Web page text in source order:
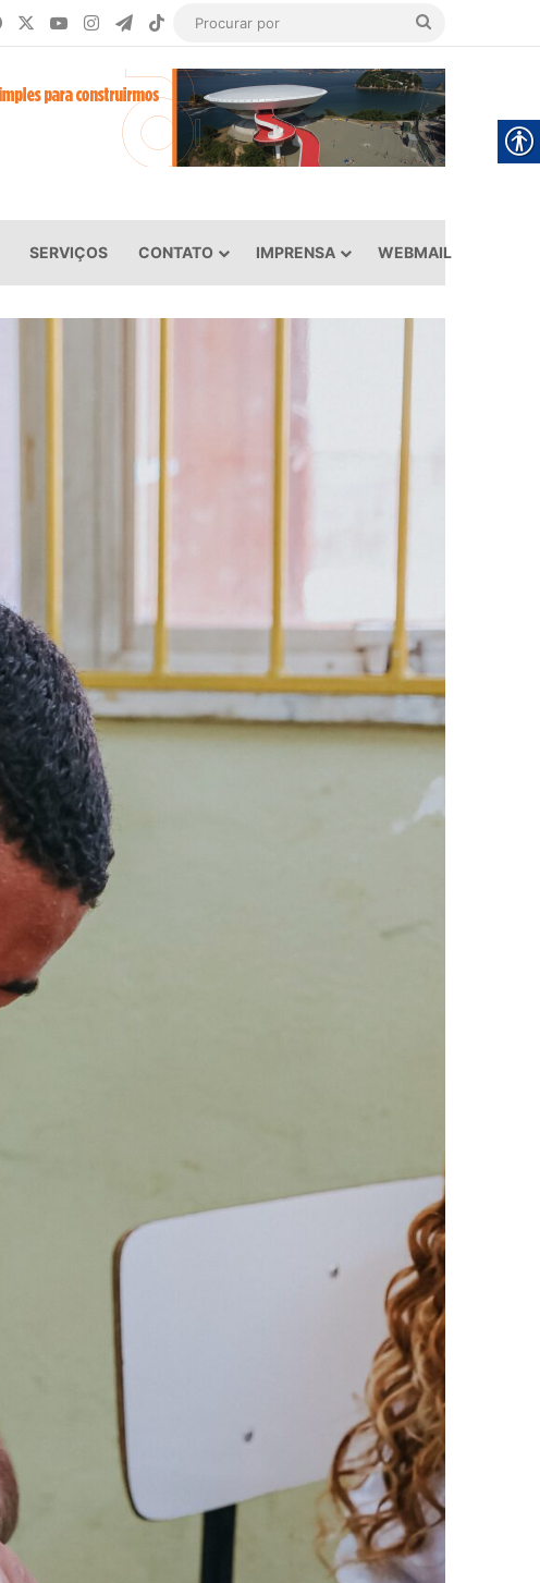
FacebookYouTubeInstagramTelegram
TikTok
SERVIÇOS CONTATO IMPRENSA WEBMAIL